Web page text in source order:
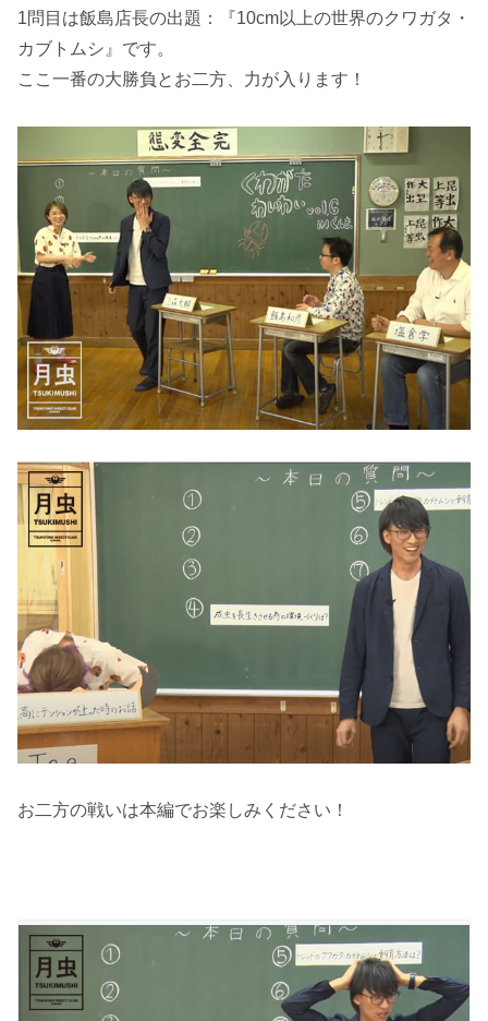
1問目は飯島店長の出題：『10cm以上の世界のクワガタ・
カブトムシ』です。
ここ一番の大勝負とお二方、力が入ります！
お二方の戦いは本編でお楽しみください！